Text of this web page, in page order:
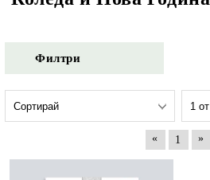
Филтри
« 1 »